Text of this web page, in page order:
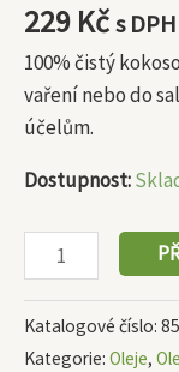
229 Kčs DPH
100% čistý
vaření nebo do
účelům.
Dostupnost:
Katalogové číslo:
Kategorie: Oleje,